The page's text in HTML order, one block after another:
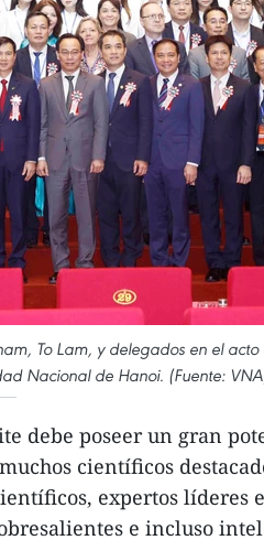
To Lam, y delegados en el
Nacional de Hanoi. (Fuente:
debe poseer un gran
científicos
expertos líderes
e incluso